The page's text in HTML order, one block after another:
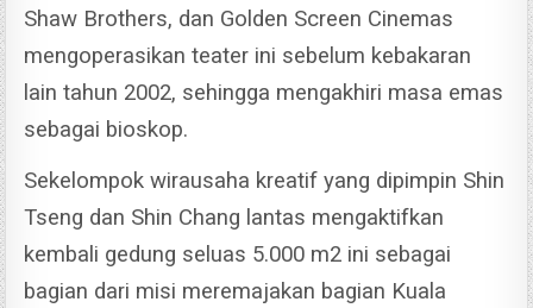
Shaw Brothers, dan Golden Screen Cinemas
mengoperasikan teater ini sebelum kebakaran
lain tahun 2002, sehingga mengakhiri masa emas
sebagai bioskop.
Sekelompok wirausaha kreatif yang dipimpin Shin
Tseng dan Shin Chang lantas mengaktifkan
kembali gedung seluas 5.000 m2 ini sebagai
bagian dari misi meremajakan bagian Kuala